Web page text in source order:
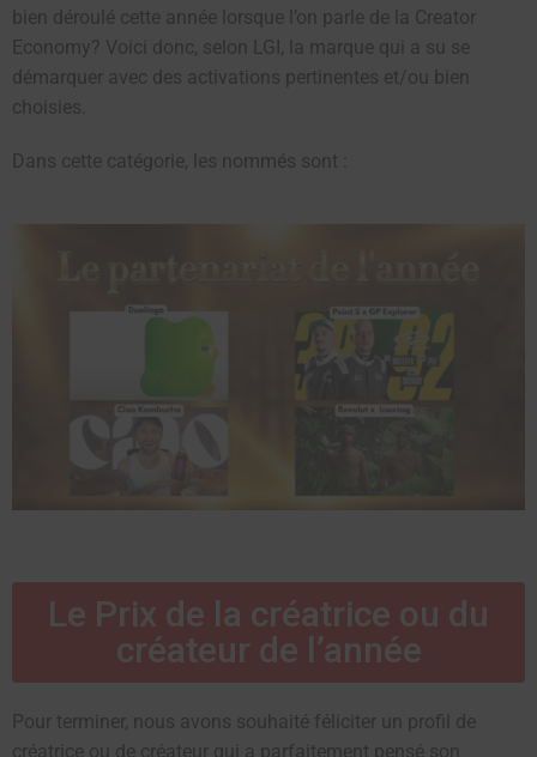
bien déroulé cette année lorsque l’on parle de la Creator
Economy? Voici donc, selon LGI, la marque qui a su se
démarquer avec des activations pertinentes et/ou bien
choisies.
Dans cette catégorie, les nommés sont :
Le Prix de la créatrice ou du
créateur de l’année
Pour terminer, nous avons souhaité féliciter un profil de
créatrice ou de créateur qui a parfaitement pensé son